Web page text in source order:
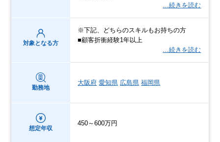
…続きを読む
対象となる方
※下記、どちらのスキルもお持ちの方
■顧客折衝経験1年以上
…続きを読む
勤務地
大阪府 愛知県 広島県 福岡県
想定年収
450～600万円